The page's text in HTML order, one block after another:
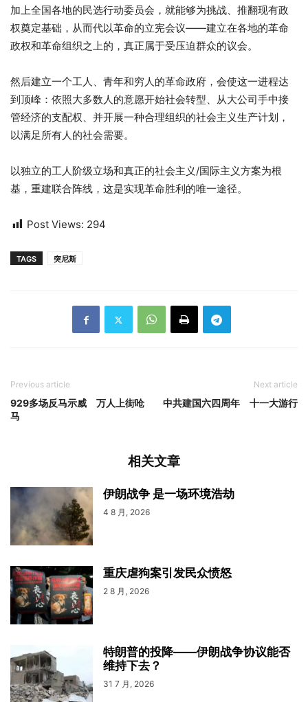
加上全国各地的民选行动委员会，就能够为挑战、推翻现有政
权奠定基础，从而代以革命的立宪会议——建立在各地的革命
政权和革命组织之上的，真正属于受压迫群众的议会。
然后建立一个工人、青年和穷人的革命政府，会使这一进程达
到顶峰：依照大多数人的意愿开始社会转型、从大公司手中接
管经济的支配权、并开展一种合理组织的社会主义生产计划，
以满足所有人的社会需要。
以独立的工人阶级立场和真正的社会主义/国际主义方案为根
基，重建联合阵线，这是实现革命胜利的唯一途径。
Post Views: 294
TAGS 突尼斯
Previous article
929多场反马示威 万人上街呛
马
Next article
中共建国六四周年 十一大游行
相关文章
伊朗战争 是一场环境浩劫
4 8 月, 2026
重庆虐狗案引发民众愤怒
2 8 月, 2026
特朗普的投降——伊朗战争协议能否
维持下去？
31 7 月, 2026